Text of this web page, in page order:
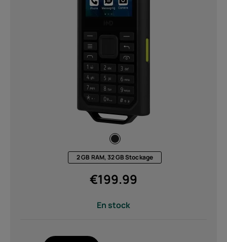
2 GB RAM, 32 GB Stockage
€199.99
En stock